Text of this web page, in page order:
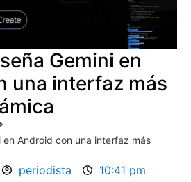
Gemini en
una interfaz más
en Android con una interfaz más
periodista
10:41 pm